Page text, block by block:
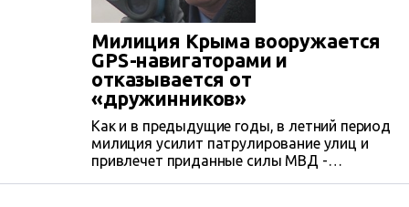
Милиция Крыма вооружается
GPS-навигаторами и
отказывается от
«дружинников»
Как и в предыдущие годы, в летний период
милиция усилит патрулирование улиц и
привлечет приданные силы МВД -